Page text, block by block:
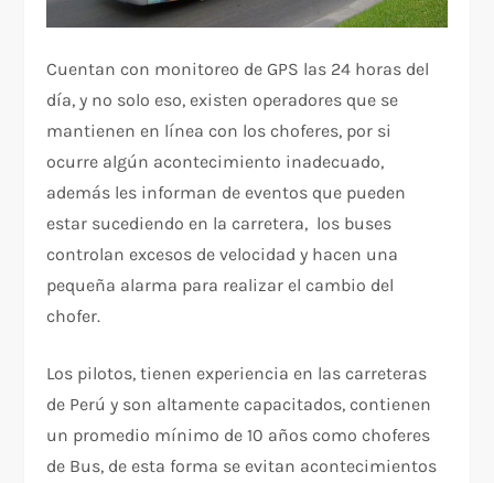
Cuentan con monitoreo de GPS las 24 horas del
día, y no solo eso, existen operadores que se
mantienen en línea con los choferes, por si
ocurre algún acontecimiento inadecuado,
además les informan de eventos que pueden
estar sucediendo en la carretera, los buses
controlan excesos de velocidad y hacen una
pequeña alarma para realizar el cambio del
chofer.
Los pilotos, tienen experiencia en las carreteras
de Perú y son altamente capacitados, contienen
un promedio mínimo de 10 años como choferes
de Bus, de esta forma se evitan acontecimientos